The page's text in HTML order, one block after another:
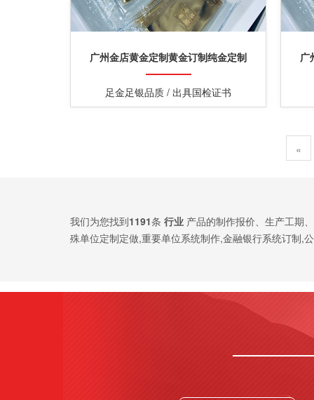
广州金店黄金定制黄金订制纯金定制
足金足银品质 / 出具国检证书
广
«
我们为您找到1191条 行业 产品的制作报价、生产工期
殊单位定制定做,重要单位系统制作,金融银行系统订制,